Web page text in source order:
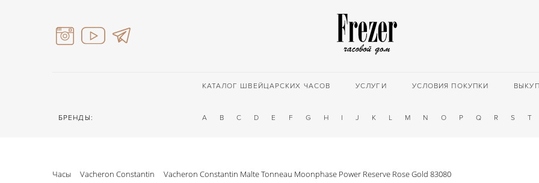
КАТАЛОГ ШВЕЙЦАРСКИХ ЧАСОВ УСЛУГИ УСЛОВИЯ ПОКУПКИ ВЫКУП
БРЕНДЫ: A B C D E F G H I J K L M N O P Q R S T
Часы Vacheron Constantin Vacheron Constantin Malte Tonneau Moonphase Power Reserve Rose Gold 83080